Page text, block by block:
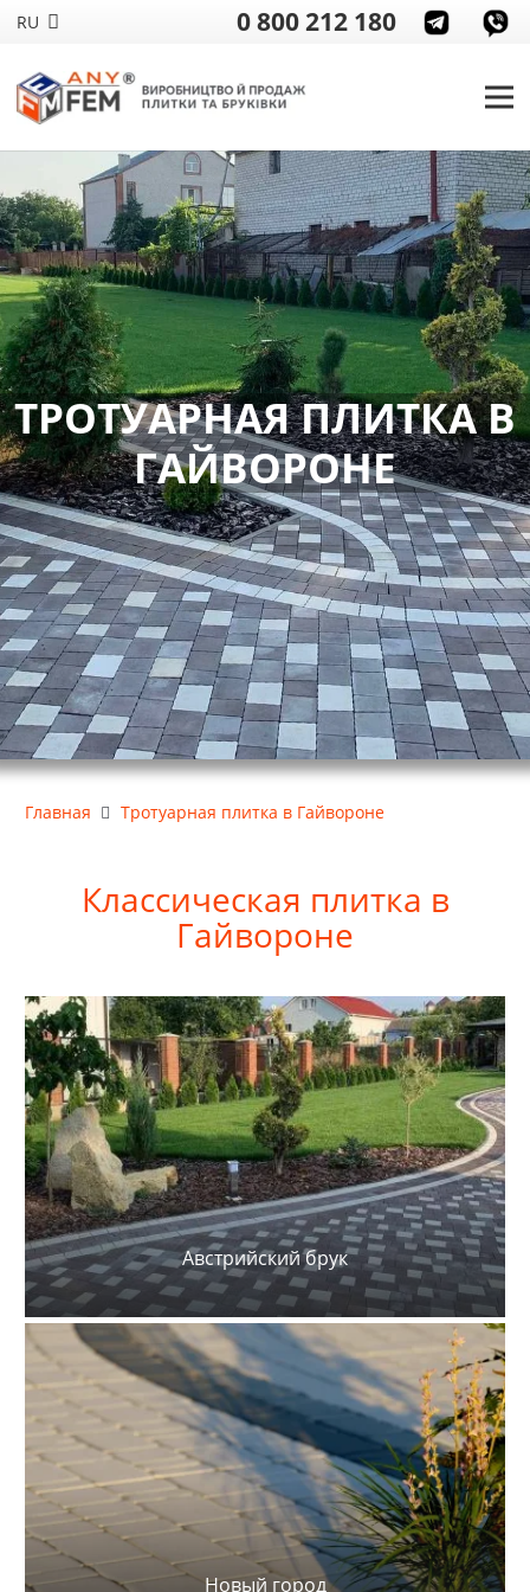
RU 0 800 212 180
ТРОТУАРНАЯ ПЛИТКА В
ГАЙВОРОНЕ
Главная Тротуарная плитка в Гайвороне
Классическая плитка в
Гайвороне
Австрийский брук
Новый город